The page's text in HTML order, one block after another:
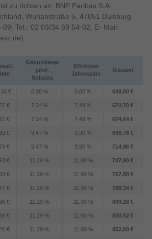
zu richten an: BNP Paribas S.A.
Wuhanstraße 5, 47051 Duisburg
Tel.: 02 03/34 69 54-02; E- Mail:
).
Gebundener
jährl.
Sollzins
Effektiver
Jahreszins
Gesamt
€ 0,00 % 0,00 % 649,00 €
€ 7,24 % 7,49 % 670,70 €
€ 7,24 % 7,49 % 674,64 €
€ 9,47 % 9,90 % 698,76 €
€ 9,47 % 9,90 % 714,96 €
€ 11,29 % 11,90 % 747,90 €
€ 11,29 % 11,90 % 767,88 €
€ 11,29 % 11,90 % 788,34 €
€ 11,29 % 11,90 % 809,28 €
€ 11,29 % 11,90 % 830,52 €
€ 11,29 % 11,90 % 852,00 €